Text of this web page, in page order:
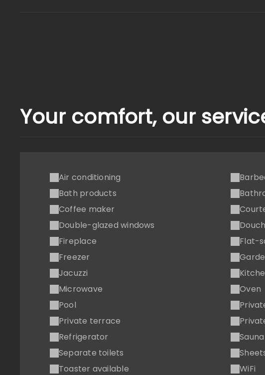
Your comfort, our
Air conditioning
Bath products
Coffee maker
Double-glazed windows
Fireplace
Flat-
Freezer
Jacuzzi
Microwave
Oven
Pool
Private terrace
Refrigerator
Sauna
Separate toilets
Toaster available
WiFi